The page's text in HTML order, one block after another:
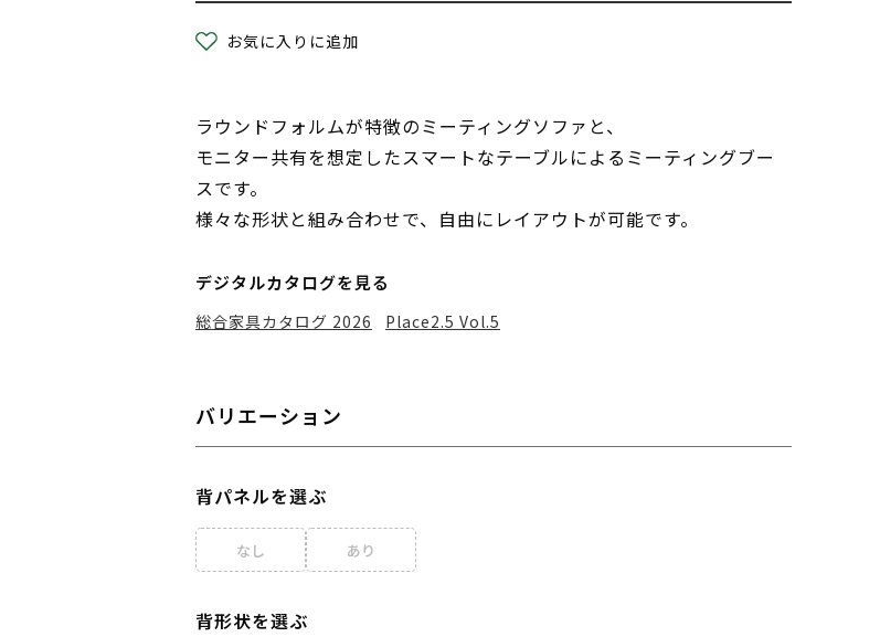
お気に入りに追加
ラウンドフォルムが特徴のミーティングソファと、
モニター共有を想定したスマートなテーブルによるミーティングブー
スです。
様々な形状と組み合わせで、自由にレイアウトが可能です。
デジタルカタログを見る
総合家具カタログ 2026 Place2.5 Vol.5
バリエーション
背パネルを選ぶ
なし あり
背形状を選ぶ